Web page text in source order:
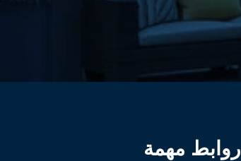
روابط مهمة